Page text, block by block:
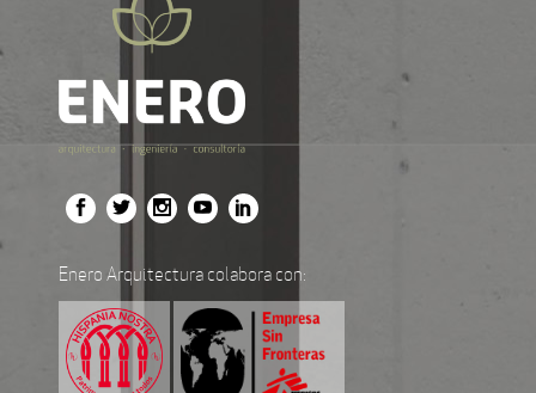
Enero Arquitectura colabora con: